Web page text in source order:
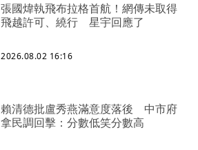
張國煒執飛布拉格首航！網傳未取得
飛越許可、繞行 星宇回應了
2026.08.02 16:16
賴清德批盧秀燕滿意度落後 中市府
拿民調回擊：分數低笑分數高